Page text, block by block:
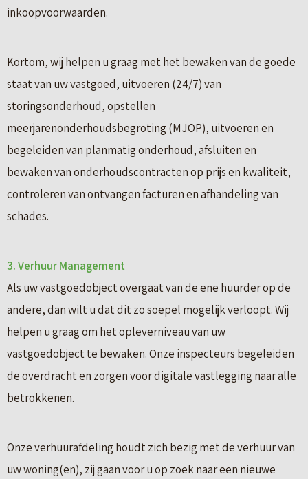
inkoopvoorwaarden.
Kortom, wij helpen u graag met het bewaken van de goede
staat van uw vastgoed, uitvoeren (24/7) van
storingsonderhoud, opstellen
meerjarenonderhoudsbegroting (MJOP), uitvoeren en
begeleiden van planmatig onderhoud, afsluiten en
bewaken van onderhoudscontracten op prijs en kwaliteit,
controleren van ontvangen facturen en afhandeling van
schades.
3. Verhuur Management
Als uw vastgoedobject overgaat van de ene huurder op de
andere, dan wilt u dat dit zo soepel mogelijk verloopt. Wij
helpen u graag om het opleverniveau van uw
vastgoedobject te bewaken. Onze inspecteurs begeleiden
de overdracht en zorgen voor digitale vastlegging naar alle
betrokkenen.
Onze verhuurafdeling houdt zich bezig met de verhuur van
uw woning(en), zij gaan voor u op zoek naar een nieuwe